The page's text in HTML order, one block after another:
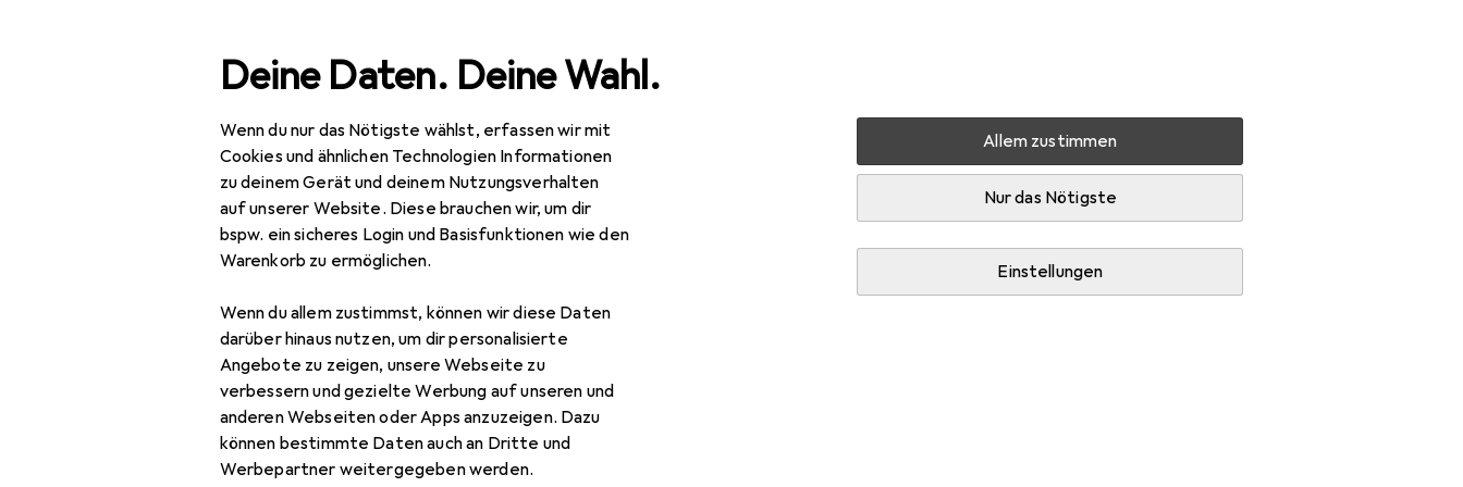
Deine Daten. Deine Wahl.
Wenn du nur das Nötigste wählst, erfassen wir mit
Cookies und ähnlichen Technologien Informationen
zu deinem Gerät und deinem Nutzungsverhalten
auf unserer Website. Diese brauchen wir, um dir
bspw. ein sicheres Login und Basisfunktionen wie den
Warenkorb zu ermöglichen.
Wenn du allem zustimmst, können wir diese Daten
darüber hinaus nutzen, um dir personalisierte
Angebote zu zeigen, unsere Webseite zu
verbessern und gezielte Werbung auf unseren und
anderen Webseiten oder Apps anzuzeigen. Dazu
können bestimmte Daten auch an Dritte und
Werbepartner weitergegeben werden.
Allem zustimmen
Nur das Nötigste
Einstellungen
Navigation nach Kategorien Gesamtsortiment Wohnen Möbel Topstar X-Pander Zubehör
TopstarX-Pander
41 - 53 cm